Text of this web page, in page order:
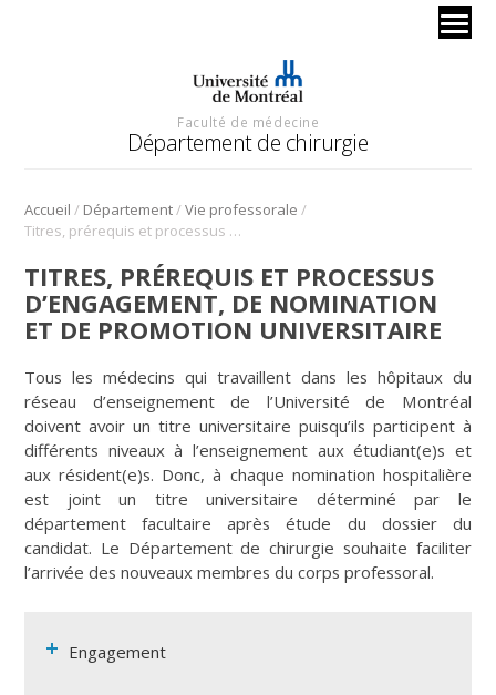
Faculté de médecine
Département de chirurgie
Accueil / Département/Vie professorale /
Titres, prérequis et processus d’engagement, de nomination et de promotion universitaire
TITRES, PRÉREQUIS ET PROCESSUS
D’ENGAGEMENT, DE NOMINATION
ET DE PROMOTION UNIVERSITAIRE
Tous les médecins qui travaillent dans les hôpitaux du
réseau d’enseignement de l’Université de Montréal
doivent avoir un titre universitaire puisqu’ils participent à
différents niveaux à l’enseignement aux étudiant(e)s et
aux résident(e)s. Donc, à chaque nomination hospitalière
est joint un titre universitaire déterminé par le
département facultaire après étude du dossier du
candidat. Le Département de chirurgie souhaite faciliter
l’arrivée des nouveaux membres du corps professoral.
Engagement